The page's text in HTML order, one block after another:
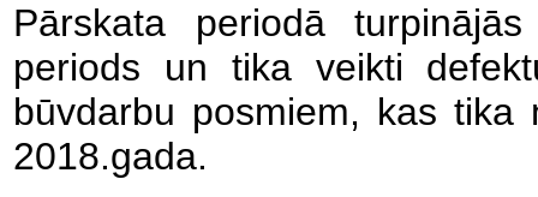
Pārskata periodā
periods un tika veikti
būvdarbu posmiem, kas tika
2018.gada.